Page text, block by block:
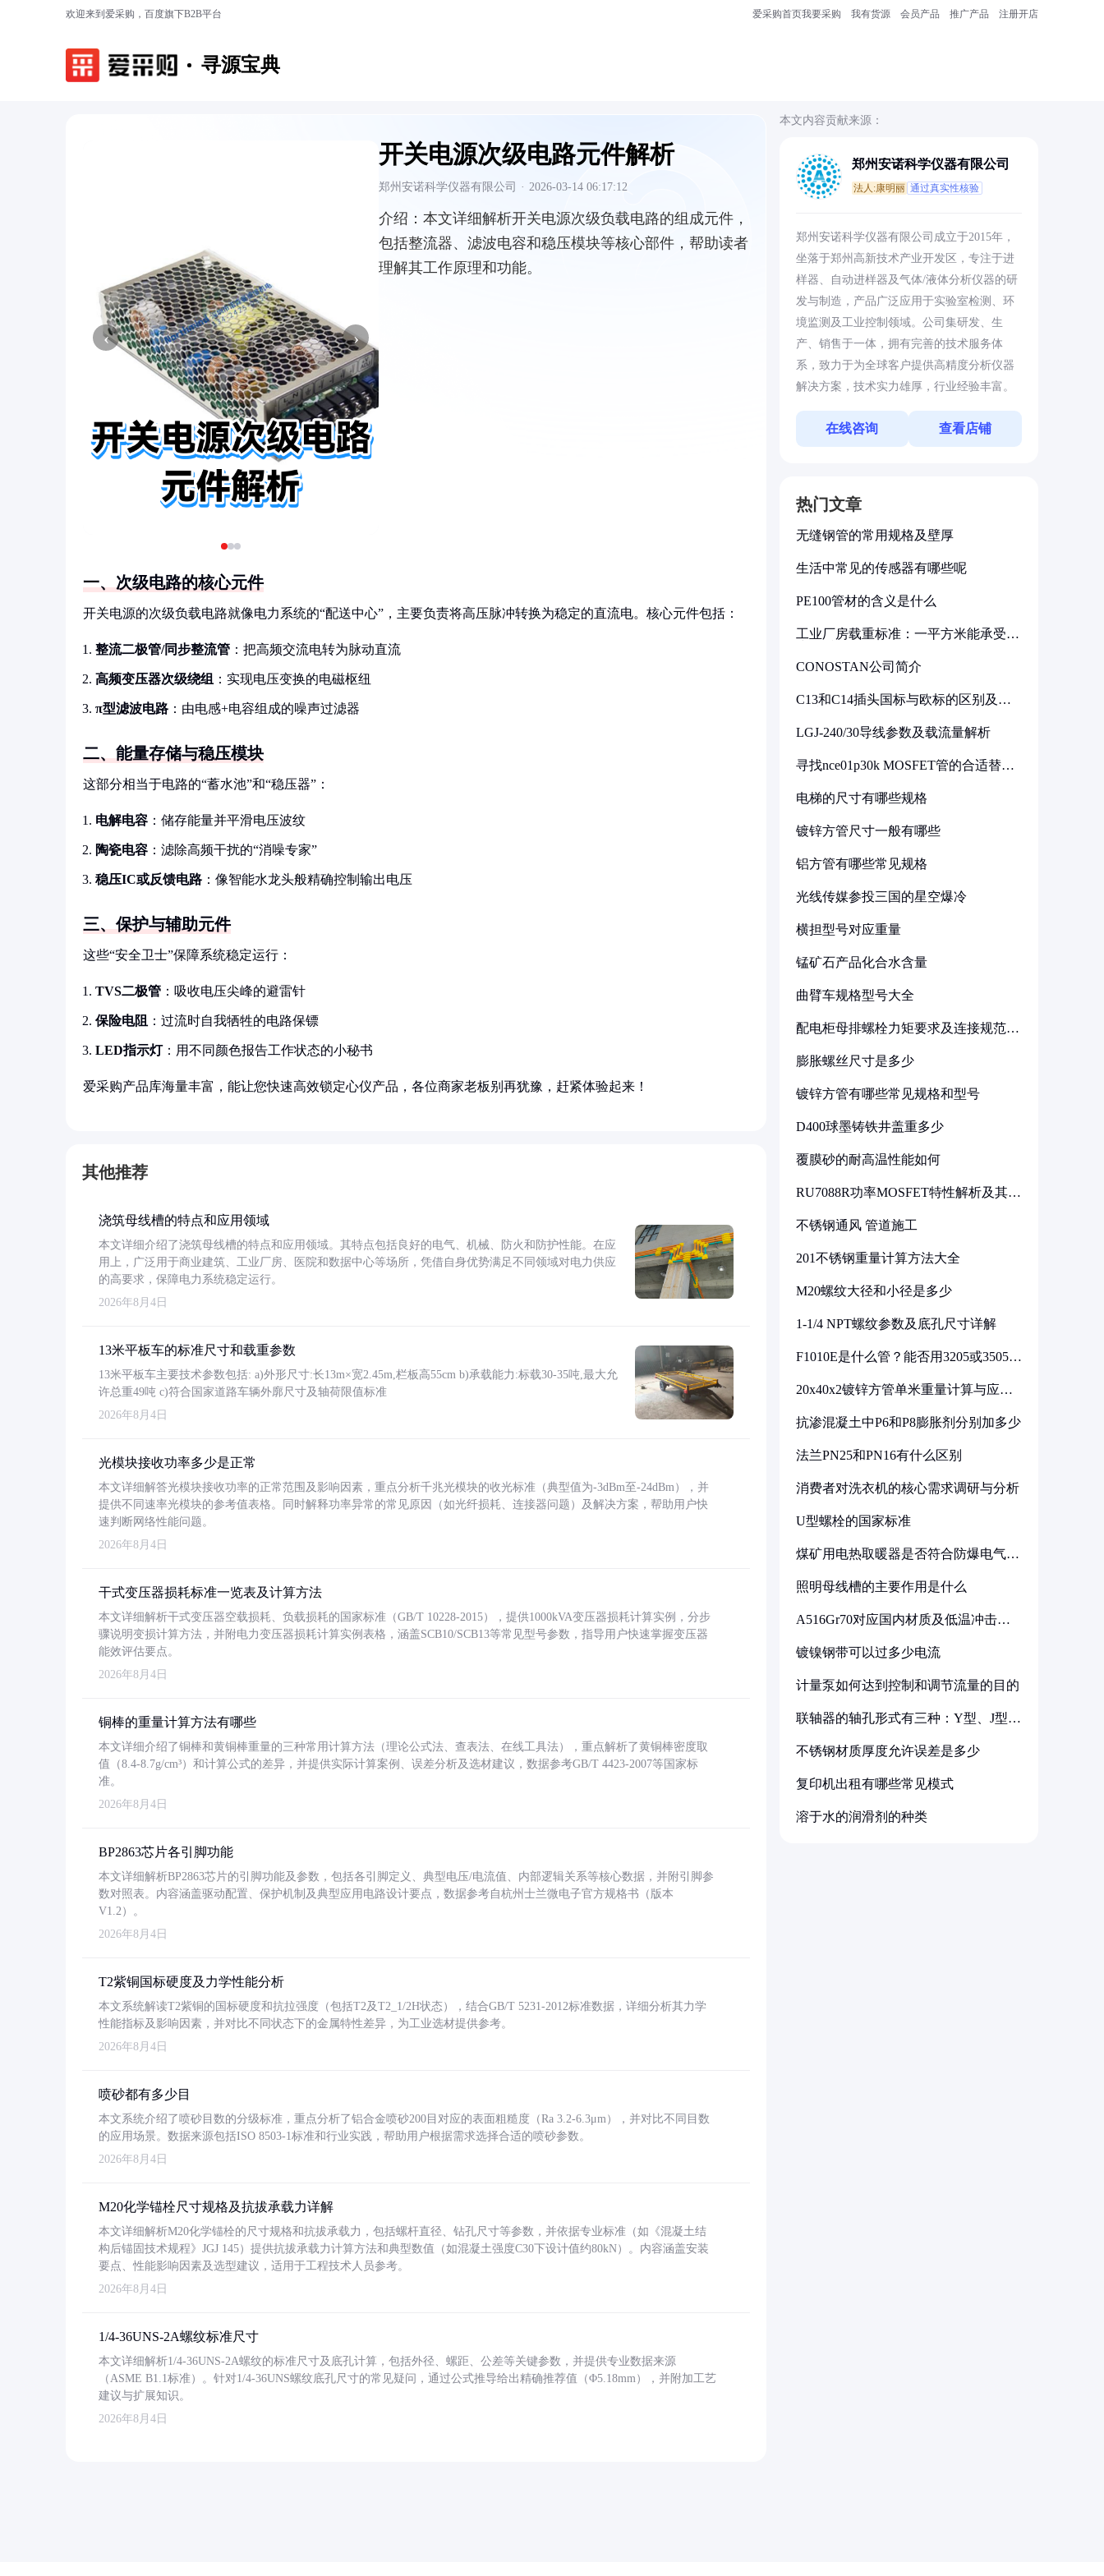
欢迎来到爱采购，百度旗下B2B平台 爱采购首页我要采购 我有货源 会员产品 推广产品 注册开店
寻源宝典
‹ ›
开关电源次级电路元件解析
郑州安诺科学仪器有限公司 · 2026-03-14 06:17:12
介绍： 本文详细解析开关电源次级负载电路的组成元件，
包括整流器、滤波电容和稳压模块等核心部件，帮助读者
理解其工作原理和功能。
一、次级电路的核心元件
开关电源的次级负载电路就像电力系统的“配送中心”，主要负责将高压脉冲转换为稳定的直流电。核心元件包括：
整流二极管/同步整流管 ：把高频交流电转为脉动直流
高频变压器次级绕组 ：实现电压变换的电磁枢纽
π型滤波电路 ：由电感+电容组成的噪声过滤器
二、能量存储与稳压模块
这部分相当于电路的“蓄水池”和“稳压器”：
电解电容 ：储存能量并平滑电压波纹
陶瓷电容 ：滤除高频干扰的“消噪专家”
稳压IC或反馈电路 ：像智能水龙头般精确控制输出电压
三、保护与辅助元件
这些“安全卫士”保障系统稳定运行：
TVS二极管 ：吸收电压尖峰的避雷针
保险电阻 ：过流时自我牺牲的电路保镖
LED指示灯：用不同颜色报告工作状态的小秘书
爱采购产品库海量丰富，能让您快速高效锁定心仪产品，各位商家老板别再犹豫，赶紧体验起来！
其他推荐
浇筑母线槽的特点和应用领域
本文详细介绍了浇筑母线槽的特点和应用领域。其特点包括良好的电气、机械、防火和防护性能。在应
用上，广泛用于商业建筑、工业厂房、医院和数据中心等场所，凭借自身优势满足不同领域对电力供应
的高要求，保障电力系统稳定运行。
2026年8月4日
13米平板车的标准尺寸和载重参数
13米平板车主要技术参数包括: a)外形尺寸:长13m×宽2.45m,栏板高55cm b)承载能力:标载30-35吨,最大允
许总重49吨 c)符合国家道路车辆外廓尺寸及轴荷限值标准
2026年8月4日
光模块接收功率多少是正常
本文详细解答光模块接收功率的正常范围及影响因素，重点分析千兆光模块的收光标准（典型值为-3dBm至-24dBm），并
提供不同速率光模块的参考值表格。同时解释功率异常的常见原因（如光纤损耗、连接器问题）及解决方案，帮助用户快
速判断网络性能问题。
2026年8月4日
干式变压器损耗标准一览表及计算方法
本文详细解析干式变压器空载损耗、负载损耗的国家标准（GB/T 10228-2015），提供1000kVA变压器损耗计算实例，分步
骤说明变损计算方法，并附电力变压器损耗计算实例表格，涵盖SCB10/SCB13等常见型号参数，指导用户快速掌握变压器
能效评估要点。
2026年8月4日
铜棒的重量计算方法有哪些
本文详细介绍了铜棒和黄铜棒重量的三种常用计算方法（理论公式法、查表法、在线工具法），重点解析了黄铜棒密度取
值（8.4-8.7g/cm³）和计算公式的差异，并提供实际计算案例、误差分析及选材建议，数据参考GB/T 4423-2007等国家标
准。
2026年8月4日
BP2863芯片各引脚功能
本文详细解析BP2863芯片的引脚功能及参数，包括各引脚定义、典型电压/电流值、内部逻辑关系等核心数据，并附引脚参
数对照表。内容涵盖驱动配置、保护机制及典型应用电路设计要点，数据参考自杭州士兰微电子官方规格书（版本
V1.2）。
2026年8月4日
T2紫铜国标硬度及力学性能分析
本文系统解读T2紫铜的国标硬度和抗拉强度（包括T2及T2_1/2H状态），结合GB/T 5231-2012标准数据，详细分析其力学
性能指标及影响因素，并对比不同状态下的金属特性差异，为工业选材提供参考。
2026年8月4日
喷砂都有多少目
本文系统介绍了喷砂目数的分级标准，重点分析了铝合金喷砂200目对应的表面粗糙度（Ra 3.2-6.3μm），并对比不同目数
的应用场景。数据来源包括ISO 8503-1标准和行业实践，帮助用户根据需求选择合适的喷砂参数。
2026年8月4日
M20化学锚栓尺寸规格及抗拔承载力详解
本文详细解析M20化学锚栓的尺寸规格和抗拔承载力，包括螺杆直径、钻孔尺寸等参数，并依据专业标准（如《混凝土结
构后锚固技术规程》JGJ 145）提供抗拔承载力计算方法和典型数值（如混凝土强度C30下设计值约80kN）。内容涵盖安装
要点、性能影响因素及选型建议，适用于工程技术人员参考。
2026年8月4日
1/4-36UNS-2A螺纹标准尺寸
本文详细解析1/4-36UNS-2A螺纹的标准尺寸及底孔计算，包括外径、螺距、公差等关键参数，并提供专业数据来源
（ASME B1.1标准）。针对1/4-36UNS螺纹底孔尺寸的常见疑问，通过公式推导给出精确推荐值（Φ5.18mm），并附加工艺
建议与扩展知识。
2026年8月4日
本文内容贡献来源：
郑州安诺科学仪器有限公司
法人:康明丽 通过真实性核验
郑州安诺科学仪器有限公司成立于2015年，
坐落于郑州高新技术产业开发区，专注于进
样器、自动进样器及气体/液体分析仪器的研
发与制造，产品广泛应用于实验室检测、环
境监测及工业控制领域。公司集研发、生
产、销售于一体，拥有完善的技术服务体
系，致力于为全球客户提供高精度分析仪器
解决方案，技术实力雄厚，行业经验丰富。
在线咨询 查看店铺
热门文章
无缝钢管的常用规格及壁厚
生活中常见的传感器有哪些呢
PE100管材的含义是什么
工业厂房载重标准：一平方米能承受多
CONOSTAN公司简介
C13和C14插头国标与欧标的区别及其
LGJ-240/30导线参数及载流量解析
寻找nce01p30k MOSFET管的合适替代
电梯的尺寸有哪些规格
镀锌方管尺寸一般有哪些
铝方管有哪些常见规格
光线传媒参投三国的星空爆冷
横担型号对应重量
锰矿石产品化合水含量
曲臂车规格型号大全
配电柜母排螺栓力矩要求及连接规范详
膨胀螺丝尺寸是多少
镀锌方管有哪些常见规格和型号
D400球墨铸铁井盖重多少
覆膜砂的耐高温性能如何
RU7088R功率MOSFET特性解析及其在
不锈钢通风 管道施工
201不锈钢重量计算方法大全
M20螺纹大径和小径是多少
1-1/4 NPT螺纹参数及底孔尺寸详解
F1010E是什么管？能否用3205或3505代
20x40x2镀锌方管单米重量计算与应用
抗渗混凝土中P6和P8膨胀剂分别加多少
法兰PN25和PN16有什么区别
消费者对洗衣机的核心需求调研与分析
U型螺栓的国家标准
煤矿用电热取暖器是否符合防爆电气设
照明母线槽的主要作用是什么
A516Gr70对应国内材质及低温冲击要
镀镍钢带可以过多少电流
计量泵如何达到控制和调节流量的目的
联轴器的轴孔形式有三种：Y型、J型、
不锈钢材质厚度允许误差是多少
复印机出租有哪些常见模式
溶于水的润滑剂的种类